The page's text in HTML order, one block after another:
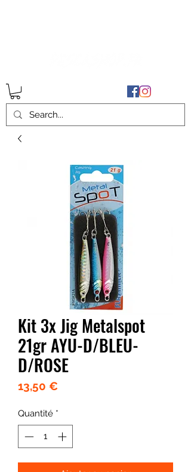
Kit 3x Jig Metalspot
21gr AYU-D/BLEU-
D/ROSE
13,50 €
Quantité *